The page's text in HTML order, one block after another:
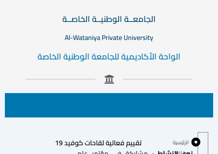
الجامعــة الوطنيــة الخاصــة
Al-Wataniya Private University
الواحة الأكاديمية للجامعة الوطنية الخاصة
الرئيسية
تقييم فعالية لقاحات كوفيد 19